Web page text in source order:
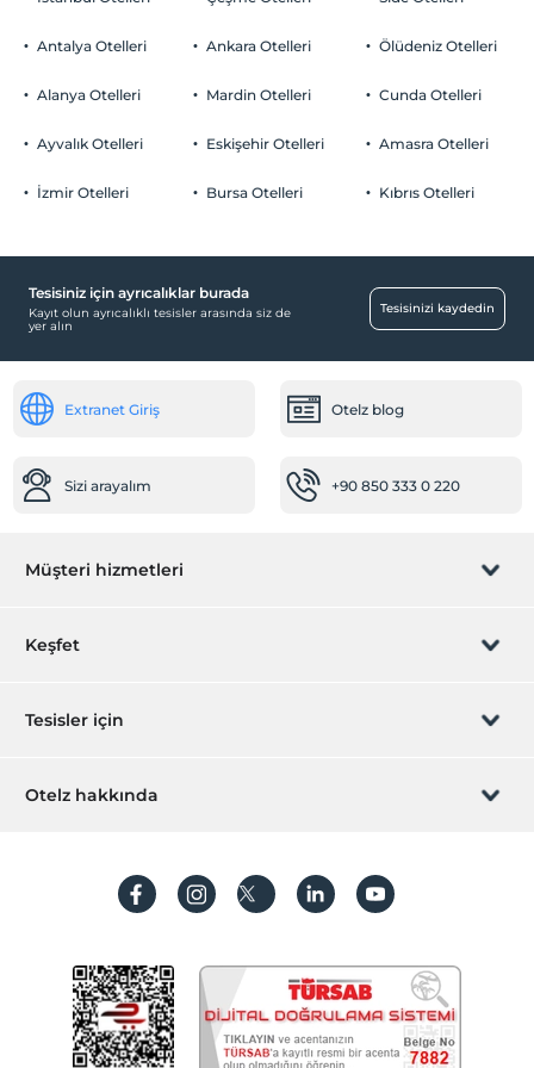
Otopark (Tesis bünyesinde)
Çocuk karyolası
Bebek
Alışveriş merkezi
Hastaneye kolay ulaşım (15 dakika)
Satranç Ücretsiz
Havaalanı servisi (ücretli)
Engelli
Tekerlekli sandalye rampaları
Odalar
Vip odalar
Sigara içilmeyen odalar
Çalışma Alanları
Çocuklar
Her bir oda için 6 yaşına kadar 1 çocuk ücretsizdir
Antalya Otelleri
Alanya Otelleri
Ayvalık Otelleri
İzmir Otelleri
Ankara Otelleri
Mardin Otelleri
Eskişehir Otelleri
Bursa Otelleri
Ölüdeniz Otelleri
Cunda Otelleri
Amasra Otelleri
Kıbrıs Otelleri
Tesisiniz için ayrıcalıklar burada
Kayıt olun ayrıcalıklı tesisler arasında siz de
yer alın
Tesisinizi kaydedin
Extranet Giriş Otelz blog
Sizi arayalım +90 850 333 0 220
Müşteri hizmetleri
Rezervasyon yönet
Sıkça sorulan sorular
İşlem rehberi
Keşfet
Hediye Kart
Hesap oluştur
Tesisler için
Hemen tesisinizi ekleyin
Otelz hakkında
Koşullar ve şartlar
Aydınlatma metni